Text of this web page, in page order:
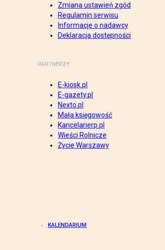
Zmiana ustawień zgód
Regulamin serwisu
Informacje o nadawcy
Deklaracja dostępności
PARTNERZY
E-kiosk.pl
E-gazety.pl
Nexto.pl
Mała księgowość
Kancelarierp.pl
Wieści Rolnicze
Życie Warszawy
KALENDARIUM